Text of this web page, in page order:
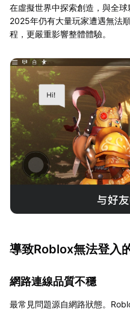
在虛擬世界中探索創造，與全
2025年仍有大量玩家遭遇無法
程，更嚴重影響整體體驗。
導致Roblox無法登入
網路連線品質不穩
最常見問題源自網路狀態。